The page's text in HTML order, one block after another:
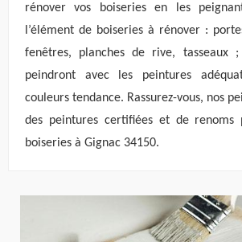
rénover vos boiseries en les
l’élément de boiseries à rénover :
fenêtres, planches de rive, tasseaux
peindront avec les peintures
couleurs tendance. Rassurez-vous, nos
des peintures certifiées et de renoms
boiseries à Gignac 34150.